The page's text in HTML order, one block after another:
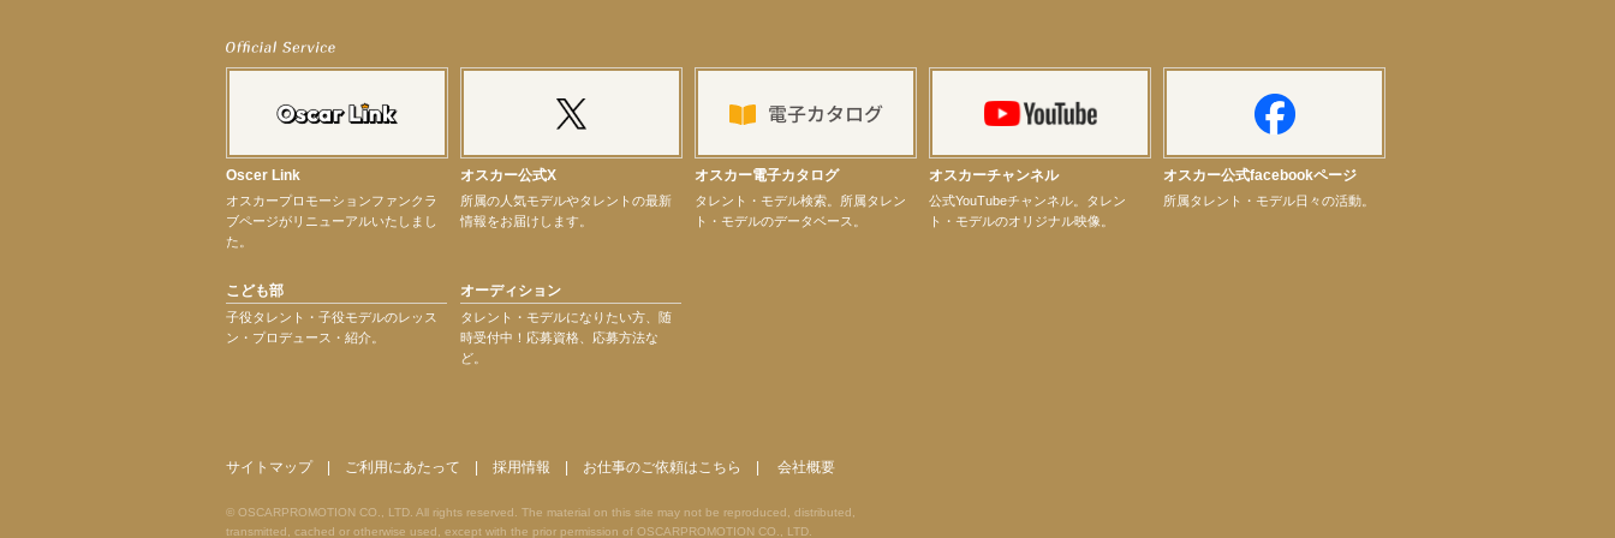
【elfin’】7thシングル『全世界』がFMたいはくでO.A.決定♪
【elfin’】7thシングル『全世界』がFM-UUでO.A.決定♪
【elfin’】7thシングル『全世界』がFM TANABEでO.A.決定♪
【昆虫ハンター牧田習】8月13日（木）プライムツリー赤池「ふれあい昆虫フェスティバル」トークショーゲスト出演！
【井頭愛海】『小さなお葬式』TV-CM出演！
【定本楓馬】WEB DIGVII 連載企画『東京23時』に登場！
【elfin’】7thシングル『全世界』がFMふくろうでパワープレイO.A.決定
【上戸彩】サントリー「−196」新CM出演！
【elfin’】【小倉舞子】8月9日（日）「MxM’s produce event vol.14」に出演決定！
【elfin’】【辻美優】8月28日（金）「辻美優(elfin’)グレイテスト・ショー」に出演決定！
【elfin’】9月27日（日）「Beauty Voice Theater Reboot Vol.3」開催決定！
Oscer Link
オスカープロモーションファンクラ
ブページがリニューアルいたしまし
た。
オスカー公式X
所属の人気モデルやタレントの最新
情報をお届けします。
オスカー電子カタログ
タレント・モデル検索。所属タレン
ト・モデルのデータベース。
オスカーチャンネル
公式YouTubeチャンネル。タレン
ト・モデルのオリジナル映像。
オスカー公式facebookページ
所属タレント・モデル日々の活動。
こども部
子役タレント・子役モデルのレッス
ン・プロデュース・紹介。
オーディション
タレント・モデルになりたい方、随
時受付中！応募資格、応募方法な
ど。
サイトマップ| ご利用にあたって 採用情報 お仕事のご依頼はこちら 会社概要
© OSCARPROMOTION CO., LTD. All rights reserved. The material on this site may not be reproduced, distributed,
transmitted, cached or otherwise used, except with the prior permission of OSCARPROMOTION CO., LTD.